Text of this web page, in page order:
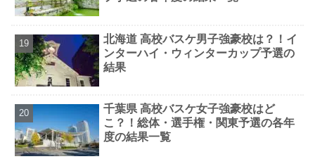
北海道 高校バスケ男子強豪校は？！イ
ンターハイ・ウィンターカップ予選の
結果
千葉県 高校バスケ女子強豪校はど
こ？！総体・選手権・関東予選の各年
度の結果一覧